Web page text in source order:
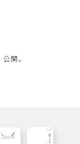
開。